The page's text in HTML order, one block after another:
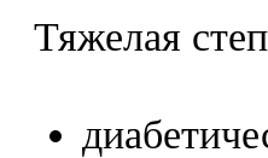
Тяжелая